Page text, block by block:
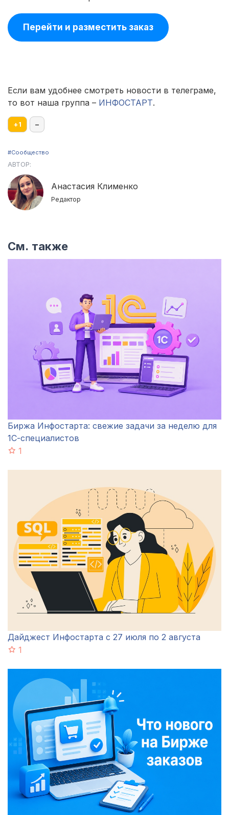
Перейти и разместить заказ
Если вам удобнее смотреть новости в телеграме,
то вот наша группа – ИНФОСТАРТ.
+1 –
#Сообщество
АВТОР:
Анастасия Клименко
Редактор
См. также
Биржа Инфостарта: свежие задачи за неделю для
1С-специалистов
1
Дайджест Инфостарта с 27 июля по 2 августа
1